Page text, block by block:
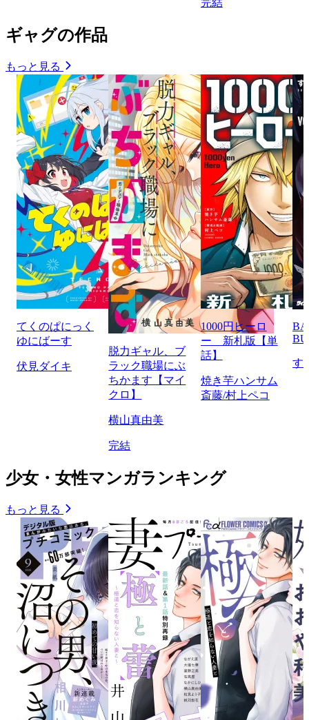
完結
ギャグの作品
もっと見る
てくのぱにっく
ゆにばーす
伏見ダイキ
脱力ギャル、ブ
ラック職場にぶ
ちかます【マイ
クロ】
横山真由美
完結
1000円ヒーロ
ー 新札版【単
話】
焼き芋ハンサム
斎藤/村上ペコ
す
少女・女性マンガランキング
もっと見る